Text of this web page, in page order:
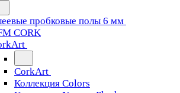
пробковые полы 6 мм
CORK
CorkArt
Коллекция Colors